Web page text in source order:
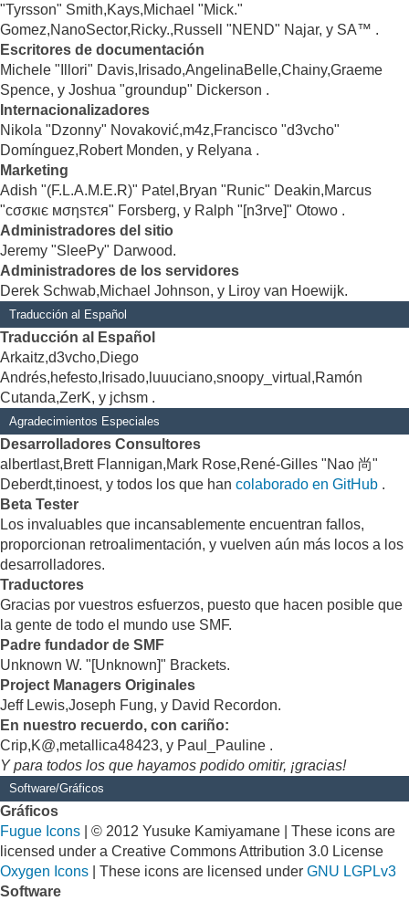
"Tyrsson" Smith,Kays,Michael "Mick."
Gomez,NanoSector,Ricky.,Russell "NEND" Najar, y SA™ .
Escritores de documentación
Michele "Illori" Davis,Irisado,AngelinaBelle,Chainy,Graeme
Spence, y Joshua "groundup" Dickerson .
Internacionalizadores
Nikola "Dzonny" Novaković,m4z,Francisco "d3vcho"
Domínguez,Robert Monden, y Relyana .
Marketing
Adish "(F.L.A.M.E.R)" Patel,Bryan "Runic" Deakin,Marcus
"cσσкιє мσηѕтєя" Forsberg, y Ralph "[n3rve]" Otowo .
Administradores del sitio
Jeremy "SleePy" Darwood.
Administradores de los servidores
Derek Schwab,Michael Johnson, y Liroy van Hoewijk.
Traducción al Español
Traducción al Español
Arkaitz,d3vcho,Diego
Andrés,hefesto,Irisado,luuuciano,snoopy_virtual,Ramón
Cutanda,ZerK, y jchsm .
Agradecimientos Especiales
Desarrolladores Consultores
albertlast,Brett Flannigan,Mark Rose,René-Gilles "Nao 尚"
Deberdt,tinoest, y todos los que han colaborado en GitHub .
Beta Tester
Los invaluables que incansablemente encuentran fallos,
proporcionan retroalimentación, y vuelven aún más locos a los
desarrolladores.
Traductores
Gracias por vuestros esfuerzos, puesto que hacen posible que
la gente de todo el mundo use SMF.
Padre fundador de SMF
Unknown W. "[Unknown]" Brackets.
Project Managers Originales
Jeff Lewis,Joseph Fung, y David Recordon.
En nuestro recuerdo, con cariño:
Crip,K@,metallica48423, y Paul_Pauline .
Y para todos los que hayamos podido omitir, ¡gracias!
Software/Gráficos
Gráficos
Fugue Icons | © 2012 Yusuke Kamiyamane | These icons are
licensed under a Creative Commons Attribution 3.0 License
Oxygen Icons | These icons are licensed under GNU LGPLv3
Software